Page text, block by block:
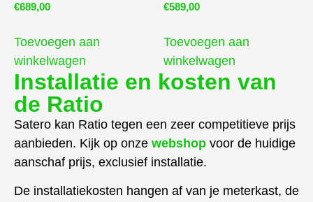
€689,00
Toevoegen aan
winkelwagen
€589,00
Toevoegen aan
winkelwagen
Installatie en kosten van
de Ratio
Satero kan Ratio tegen een zeer competitieve prijs
aanbieden. Kijk op onze webshop voor de huidige
aanschaf prijs, exclusief installatie.
De installatiekosten hangen af van je meterkast, de